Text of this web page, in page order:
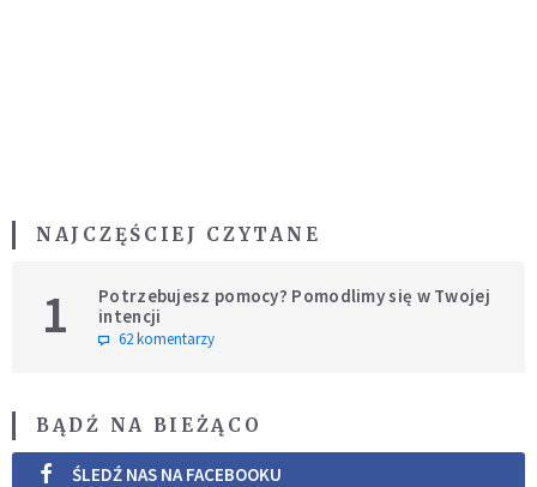
NAJCZĘŚCIEJ CZYTANE
1
Potrzebujesz pomocy? Pomodlimy się w Twojej
intencji
62 komentarzy
BĄDŹ NA BIEŻĄCO
ŚLEDŹ NAS NA FACEBOOKU